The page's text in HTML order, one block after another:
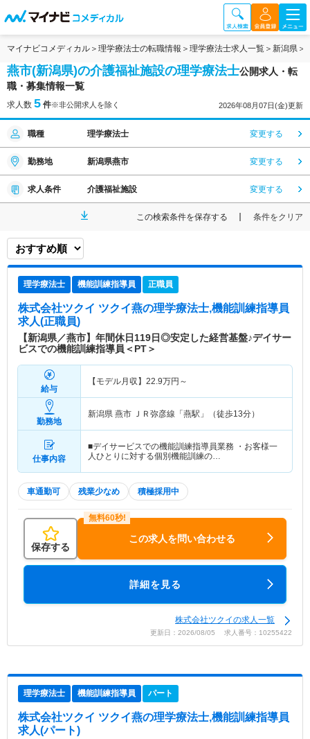
マイナビコメディカル 理学療法士の転職情報 理学療法士求人一覧 新潟県
燕市(新潟県)の介護福祉施設の理学療法士公開求人・転
職・募集情報一覧
求人数 5 件※非公開求人を除く 2026年08月07日(金)更新
職種 理学療法士 変更する
勤務地 新潟県燕市 変更する
求人条件 介護福祉施設 変更する
この検索条件を保存する 条件をクリア
理学療法士 機能訓練指導員 正職員
株式会社ツクイ ツクイ燕の理学療法士,機能訓練指導員
求人(正職員)
【新潟県／燕市】年間休日119日◎安定した経営基盤♪デイサー
ビスでの機能訓練指導員＜PT＞
給与
【モデル月収】 22.9万円～
勤務地
新潟県 燕市 ＪＲ弥彦線「燕駅」（徒歩13分）
仕事内容
■デイサービスでの機能訓練指導員業務 ・お客様一
人ひとりに対する個別機能訓練の…
車通勤可 残業少なめ 積極採用中
保存する
この求人を問い合わせる
詳細を見る
株式会社ツクイの求人一覧
更新日：2026/08/05 求人番号：10255422
理学療法士 機能訓練指導員 パート
株式会社ツクイ ツクイ燕の理学療法士,機能訓練指導員
求人(パート)